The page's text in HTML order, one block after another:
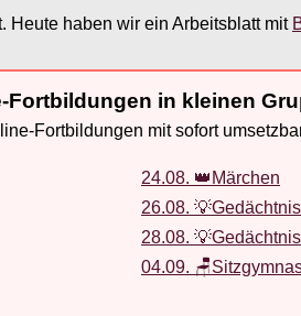
Heute haben wir ein Arbeitsblatt mit
Fortbildungen in kleinen
Fortbildungen mit sofort
24.08. 👑Märchen
26.08.
28.08.
04.09.